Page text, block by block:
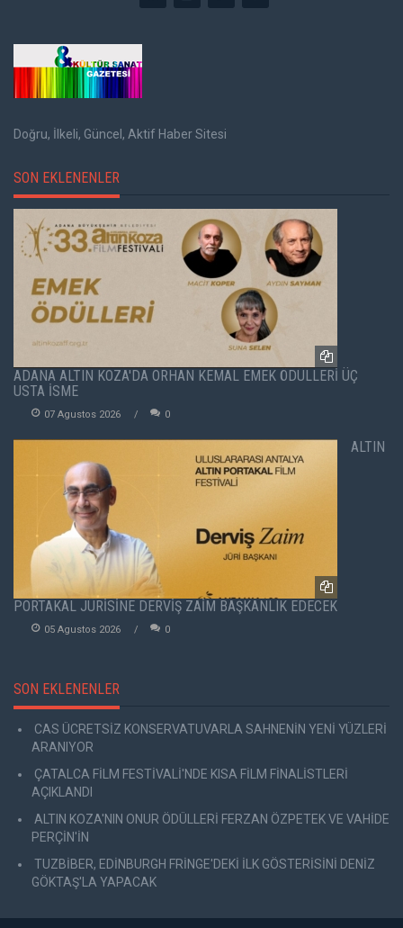
Doğru, İlkeli, Güncel, Aktif Haber Sitesi
SON EKLENENLER
ADANA ALTIN KOZA'DA ORHAN KEMAL EMEK ÖDÜLLERİ ÜÇ
USTA İSME
07 Agustos 2026 0
ALTIN
PORTAKAL JÜRİSİNE DERVİŞ ZAİM BAŞKANLIK EDECEK
05 Agustos 2026 0
SON EKLENENLER
CAS ÜCRETSİZ KONSERVATUVARLA SAHNENİN YENİ YÜZLERİ
ARANIYOR
ÇATALCA FİLM FESTİVALİ'NDE KISA FİLM FİNALİSTLERİ
AÇIKLANDI
ALTIN KOZA'NIN ONUR ÖDÜLLERİ FERZAN ÖZPETEK VE VAHİDE
PERÇİN'İN
TUZBİBER, EDİNBURGH FRİNGE'DEKİ İLK GÖSTERİSİNİ DENİZ
GÖKTAŞ'LA YAPACAK